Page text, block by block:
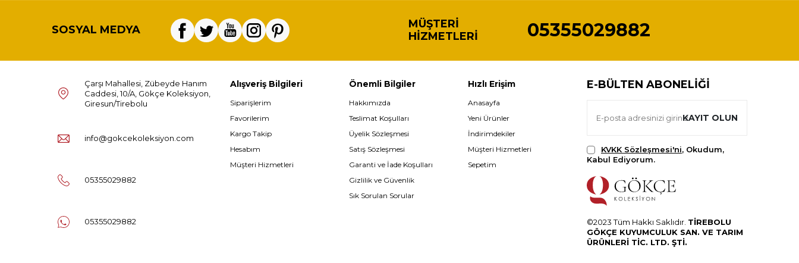
SOSYAL MEDYA
MÜŞTERI
HIZMETLERI
05355029882
Çarşı Mahallesi, Zübeyde Hanım
Caddesi, 10/A, Gökçe Koleksiyon,
Giresun/Tirebolu
info@gokcekoleksiyon.com
05355029882
05355029882
Alışveriş Bilgileri
Siparişlerim
Favorilerim
Kargo Takip
Hesabım
Müşteri Hizmetleri
Önemli Bilgiler
Hakkımızda
Teslimat Koşulları
Üyelik Sözleşmesi
Satış Sözleşmesi
Garanti ve İade Koşulları
Gizlilik ve Güvenlik
Sık Sorulan Sorular
Hızlı Erişim
Anasayfa
Yeni Ürünler
İndirimdekiler
Müşteri Hizmetleri
Sepetim
E-BÜLTEN ABONELIĞI
KAYIT OLUN
KVKK Sözleşmesi'ni, Okudum,
Kabul Ediyorum.
©2023 Tüm Hakkı Saklıdır. TİREBOLU
GÖKÇE KUYUMCULUK SAN. VE TARIM
ÜRÜNLERİ TİC. LTD. ŞTİ.